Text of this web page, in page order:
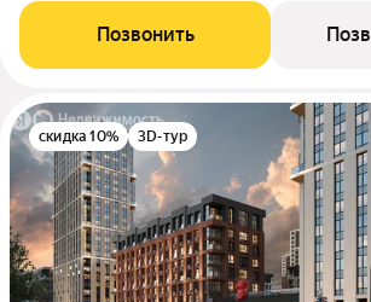
Позвонить
скидка 10% 3D-тур